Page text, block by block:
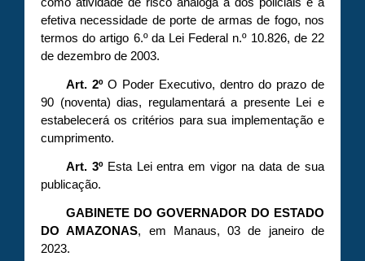
efetiva necessidade de porte de armas de fogo, nos
termos do artigo 6.º da Lei Federal n.º 10.826, de 22
de dezembro de 2003.
Art. 2º O Poder Executivo, dentro do prazo de
90 (noventa) dias, regulamentará a presente Lei e
estabelecerá os critérios para sua implementação e
cumprimento.
Art. 3ºEsta Lei entra em vigor na data de sua
publicação.
GABINETE DO GOVERNADOR DO ESTADO
DO AMAZONAS, em Manaus, 03 de janeiro de
2023.